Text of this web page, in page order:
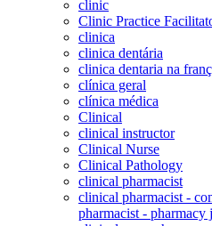
clinic
Clinic Practice
clinica
clinica dentária
clinica dentaria na
clínica geral
clínica médica
Clinical
clinical instructor
Clinical Nurse
Clinical Pathology
clinical pharmacist
clinical pharmacist -
pharmacist - pharmacy